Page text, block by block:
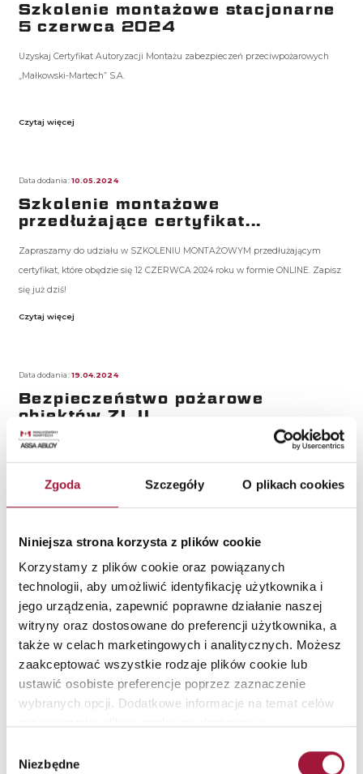
Zgoda Szczegóły O plikach cookies
Niniejsza strona korzysta z plików cookie
Korzystamy z plików cookie oraz powiązanych
technologii, aby umożliwić identyfikację użytkownika i
jego urządzenia, zapewnić poprawne działanie naszej
witryny oraz dostosowane do preferencji użytkownika, a
także w celach marketingowych i analitycznych. Możesz
zaakceptować wszystkie rodzaje plików cookie lub
ustawić osobiste preferencje poprzez zaznaczenie
wybranych opcji. Dodatkowe informacje na temat celów
zgody
Niezbędne
Szkolenie montażowe stacjonarne
5 czerwca 2024
Uzyskaj Certyfikat Autoryzacji Montażu zabezpieczeń przeciwpożarowych
„Małkowski-Martech” S.A.
Czytaj więcej
Data dodania:10.05.2024
Szkolenie montażowe
przedłużające certyfikat...
Zapraszamy do udziału w SZKOLENIU MONTAŻOWYM przedłużającym
certyfikat, które obędzie się 12 CZERWCA 2024 roku w formie ONLINE. Zapisz
się już dziś!
Czytaj więcej
Data dodania:19.04.2024
Bezpieczeństwo pożarowe
obiektów ZL II
Zapewnianie bezpieczeństwa obiektom to nasza codzienna praca.
Czytaj więcej
Data dodania:25.03.2024
Seminarium Ochrona
Przeciwpożarowa...
Jak w praktyce rozwiązać problemy ochrony przeciwpożarowej budynków?
Czym kierować się przy wyborze urządzeń ppoż?
Czytaj więcej
Data dodania:20.02.2024